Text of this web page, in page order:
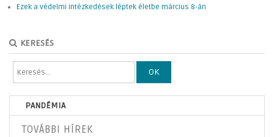
Ezek a védelmi intézkedések léptek életbe március 8-án
KERESÉS
OK
PANDÉMIA
TOVÁBBI HÍREK